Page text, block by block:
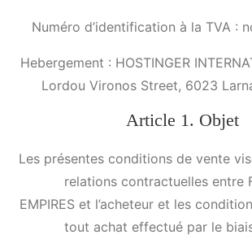
Numéro d’identification à la TVA :
Hebergement : HOSTINGER
Lordou Vironos Street, 6023
Article 1. Objet
Les présentes conditions de vente
relations contractuelles entre
EMPIRES et l’acheteur et les
tout achat effectué par le